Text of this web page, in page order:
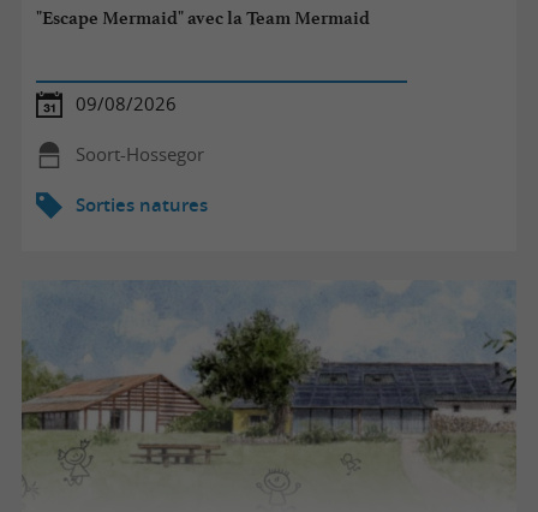
"Escape Mermaid" avec la Team Mermaid
09/08/2026
Soort-Hossegor
Sorties natures